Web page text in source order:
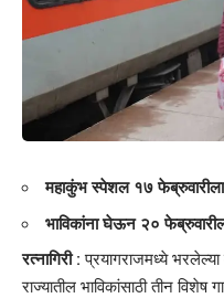
महाकुंभ स्पेशल १७
भाविकांना घेऊन २०
रत्नागिरी : प्रयागराजमध्ये भरलेल्या
राज्यातील भाविकांसाठी तीन विशेष